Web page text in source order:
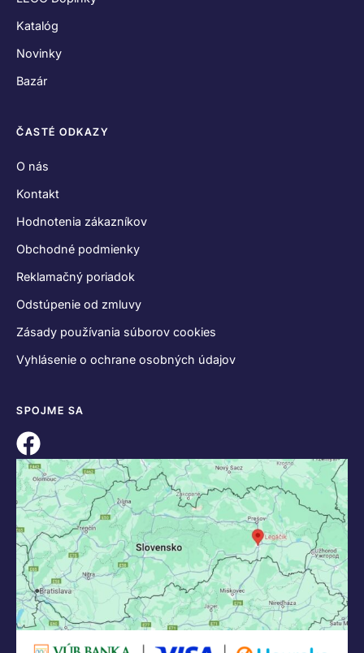
Katalóg
Novinky
Bazár
ČASTÉ ODKAZY
O nás
Kontakt
Hodnotenia zákazníkov
Obchodné podmienky
Reklamačný poriadok
Odstúpenie od zmluvy
Zásady používania súborov cookies
Vyhlásenie o ochrane osobných údajov
SPOJME SA